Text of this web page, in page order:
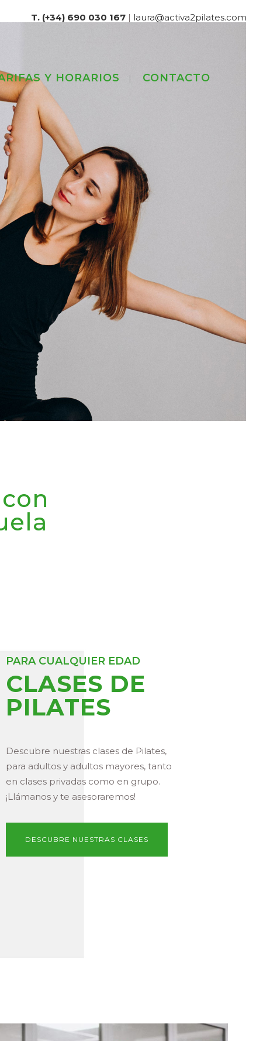
T. (+34) 690 030 167| laura@activa2pilates.com
Y HORARIOS CONTACTO
PARA CUALQUIER EDAD
CLASES DE
PILATES
Descubre nuestras clases de Pilates,
para adultos y adultos mayores, tanto
en clases privadas como en grupo.
¡Llámanos y te asesoraremos!
DESCUBRE NUESTRAS CLASES